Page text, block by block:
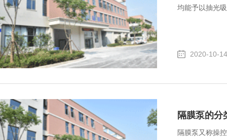
均能予以抽光
2020-10-14
隔膜泵的分
隔膜泵又称操